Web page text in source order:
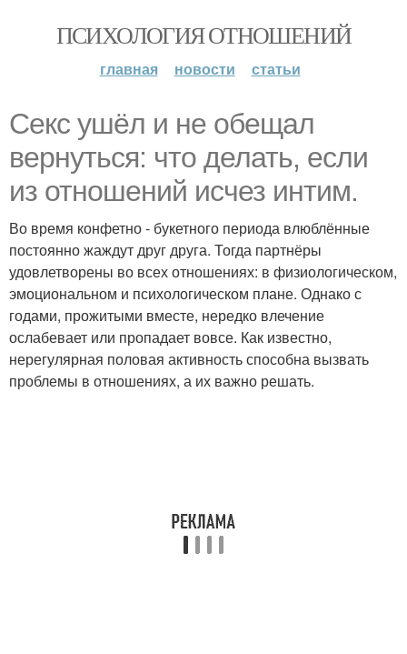
ПСИХОЛОГИЯ ОТНОШЕНИЙ
главная новости статьи
Секс ушёл и не обещал
вернуться: что делать, если
из отношений исчез интим.
Во время конфетно - букетного периода влюблённые
постоянно жаждут друг друга. Тогда партнёры
удовлетворены во всех отношениях: в физиологическом,
эмоциональном и психологическом плане. Однако с
годами, прожитыми вместе, нередко влечение
ослабевает или пропадает вовсе. Как известно,
нерегулярная половая активность способна вызвать
проблемы в отношениях, а их важно решать.